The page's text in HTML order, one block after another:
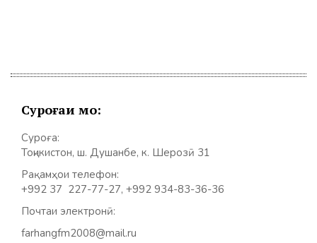
Суроғаи мо:
Суроға:
Тоҷикистон, ш. Душанбе, к. Шерозӣ 31
Рақамҳои телефон:
+992 37 227-77-27, +992 934-83-36-36
Почтаи электронӣ:
farhangfm2008@mail.ru